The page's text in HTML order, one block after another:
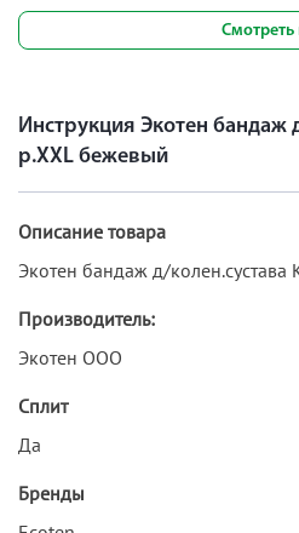
Смотреть
Инструкция Экотен бандаж
р.XXL бежевый
Описание товара
Экотен бандаж д/колен.сустава
Производитель:
Экотен ООО
Сплит
Да
Бренды